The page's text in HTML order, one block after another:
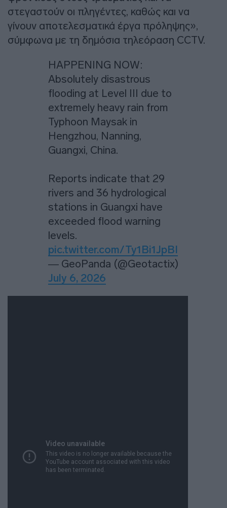
στεγαστούν οι πληγέντες, καθώς και να
γίνουν αποτελεσματικά έργα πρόληψης»,
σύμφωνα με τη δημόσια τηλεόραση CCTV.
HAPPENING NOW:
Absolutely disastrous
flooding at Level III due to
extremely heavy rain from
Typhoon Maysak in
Hengzhou, Nanning,
Guangxi, China.
Reports indicate that 29
rivers and 36 hydrological
stations in Guangxi have
exceeded flood warning
levels.
pic.twitter.com/Ty1Bi1JpBI
— GeoPanda (@Geotactix)
July 6, 2026